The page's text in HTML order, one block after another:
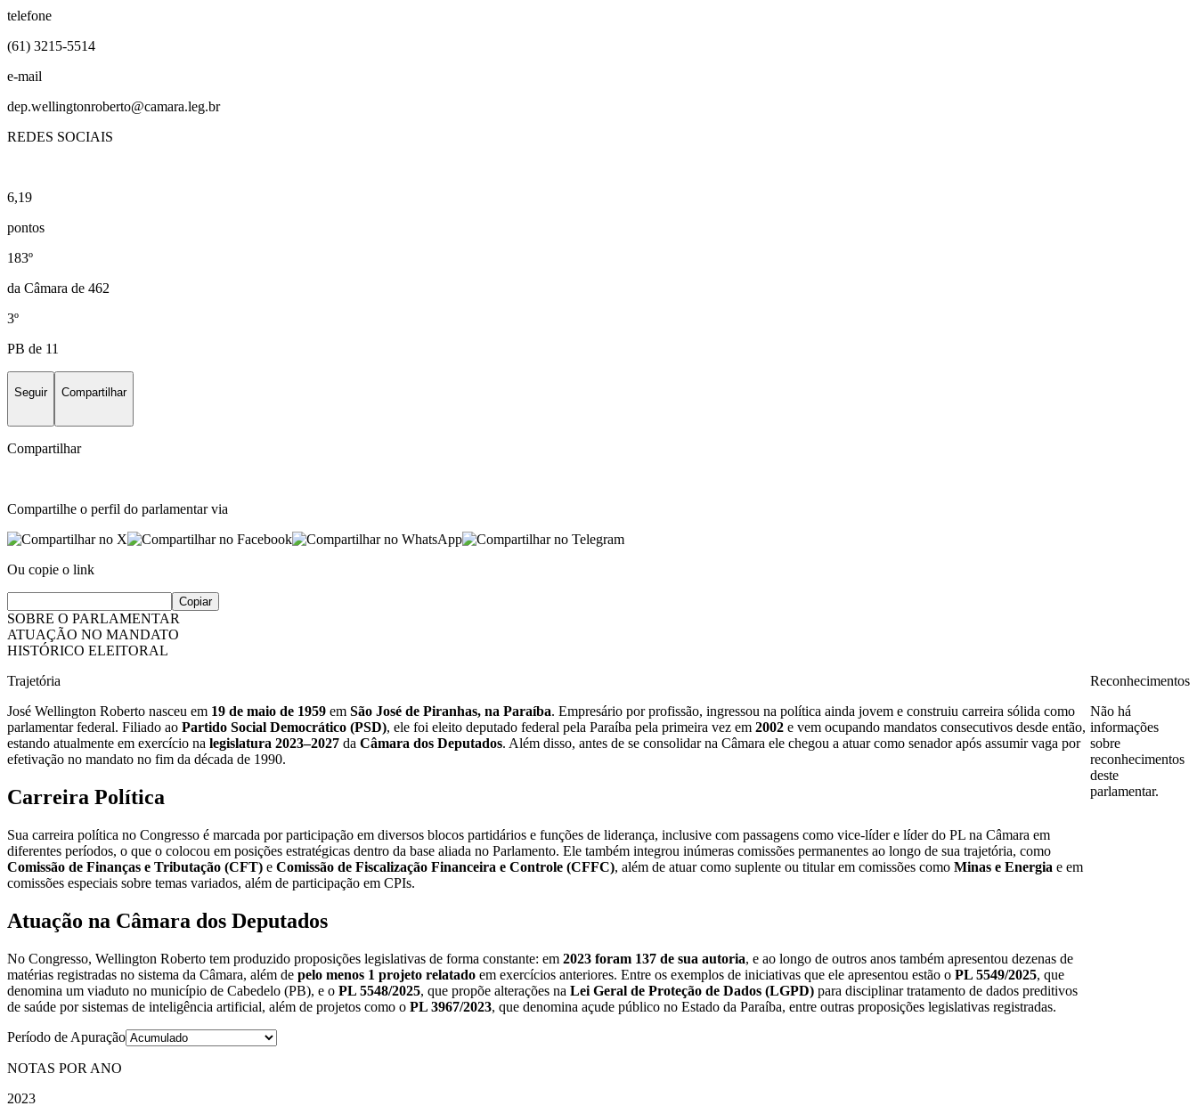
telefone
(61) 3215-5514
e-mail
dep.wellingtonroberto@camara.leg.br
REDES SOCIAIS
6,19
pontos
183º
da Câmara de 462
3º
PB de 11
Seguir Compartilhar
Compartilhar
Compartilhe o perfil do parlamentar via
Ou copie o link
Copiar
SOBRE O PARLAMENTAR
ATUAÇÃO NO MANDATO
HISTÓRICO ELEITORAL
Trajetória
José Wellington Roberto nasceu em 19 de maio de 1959 em São José de Piranhas, na Paraíba. Empresário por profissão, ingressou na política ainda jovem e construiu carreira sólida como
parlamentar federal. Filiado ao Partido Social Democrático (PSD), ele foi eleito deputado federal pela Paraíba pela primeira vez em 2002 e vem ocupando mandatos consecutivos desde então,
estando atualmente em exercício na legislatura 2023–2027 da Câmara dos Deputados. Além disso, antes de se consolidar na Câmara ele chegou a atuar como senador após assumir vaga por
efetivação no mandato no fim da década de 1990.
Carreira Política
Sua carreira política no Congresso é marcada por participação em diversos blocos partidários e funções de liderança, inclusive com passagens como vice-líder e líder do PL na Câmara em
diferentes períodos, o que o colocou em posições estratégicas dentro da base aliada no Parlamento. Ele também integrou inúmeras comissões permanentes ao longo de sua trajetória, como
Comissão de Finanças e Tributação (CFT) e Comissão de Fiscalização Financeira e Controle (CFFC), além de atuar como suplente ou titular em comissões como Minas e Energia e em
comissões especiais sobre temas variados, além de participação em CPIs.
Atuação na Câmara dos Deputados
No Congresso, Wellington Roberto tem produzido proposições legislativas de forma constante: em 2023 foram 137 de sua autoria, e ao longo de outros anos também apresentou dezenas de
matérias registradas no sistema da Câmara, além de pelo menos 1 projeto relatado em exercícios anteriores. Entre os exemplos de iniciativas que ele apresentou estão o PL 5549/2025, que
denomina um viaduto no município de Cabedelo (PB), e o PL 5548/2025, que propõe alterações na Lei Geral de Proteção de Dados (LGPD) para disciplinar tratamento de dados preditivos
de saúde por sistemas de inteligência artificial, além de projetos como o PL 3967/2023, que denomina açude público no Estado da Paraíba, entre outras proposições legislativas registradas.
Período de Apuração
NOTAS POR ANO
2023
Reconhecimentos
Não há
informações
sobre
reconhecimentos
deste
parlamentar.